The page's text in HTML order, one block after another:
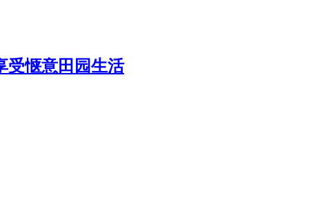
受惬意田园生活